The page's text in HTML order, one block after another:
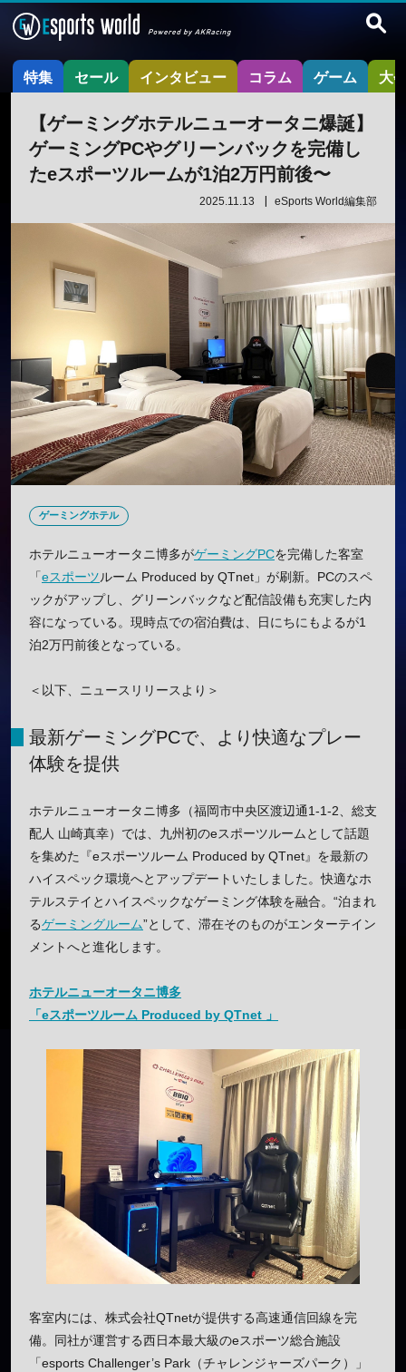
特集 セール インタビュー コラム ゲーム 大
【ゲーミングホテルニューオータニ爆誕】
ゲーミングPCやグリーンバックを完備し
たeスポーツルームが1泊2万円前後〜
2025.11.13 eSports World編集部
ゲーミングホテル
ホテルニューオータニ博多がゲーミングPCを完備した客室
「eスポーツルーム Produced by QTnet」が刷新。PCのスペ
ックがアップし、グリーンバックなど配信設備も充実した内
容になっている。現時点での宿泊費は、日にちにもよるが1
泊2万円前後となっている。
＜以下、ニュースリリースより＞
最新ゲーミングPCで、より快適なプレー
体験を提供
ホテルニューオータニ博多（福岡市中央区渡辺通1-1-2、総支
配人 山崎真幸）では、九州初のeスポーツルームとして話題
を集めた『eスポーツルーム Produced by QTnet』を最新の
ハイスペック環境へとアップデートいたしました。快適なホ
テルステイとハイスペックなゲーミング体験を融合。“泊まれ
るゲーミングルーム”として、滞在そのものがエンターテイン
メントへと進化します。
ホテルニューオータニ博多
「eスポーツルーム Produced by QTnet 」
客室内には、株式会社QTnetが提供する高速通信回線を完
備。同社が運営する西日本最大級のeスポーツ総合施設
「esports Challenger’s Park（チャレンジャーズパーク）」